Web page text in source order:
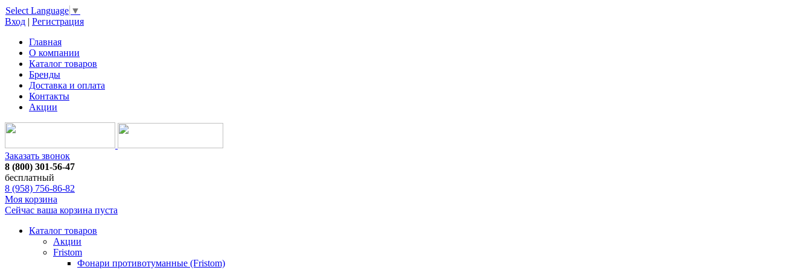
Select Language ▼
Вход | Регистрация
Главная
О компании
Каталог товаров
Бренды
Доставка и оплата
Контакты
Акции
Заказать звонок
8 (800) 301-56-47
бесплатный
8 (958) 756-86-82
Моя корзина
Сейчас ваша корзина пуста
Каталог товаров
Акции
Fristom
Фонари противотуманные (Fristom)